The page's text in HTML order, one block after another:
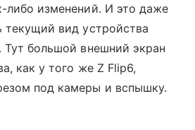
либо изменений. И это даже
текущий вид устройства
Тут большой внешний экран
как у того же Z Flip6,
под камеры и вспышку.